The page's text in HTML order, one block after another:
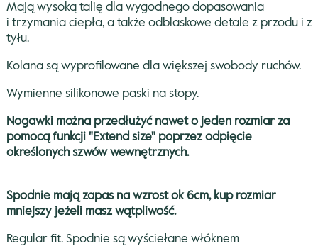
Mają wysoką talię dla wygodnego dopasowania
i trzymania ciepła, a także odblaskowe detale z przodu i z
tyłu.
Kolana są wyprofilowane dla większej swobody ruchów.
Wymienne silikonowe paski na stopy.
Nogawki można przedłużyć nawet o jeden rozmiar za
pomocą funkcji "Extend size" poprzez odpięcie
określonych szwów wewnętrznych.
Spodnie mają zapas na wzrost ok 6cm, kup rozmiar
mniejszy jeżeli masz wątpliwość.
Regular fit. Spodnie są wyściełane włóknem